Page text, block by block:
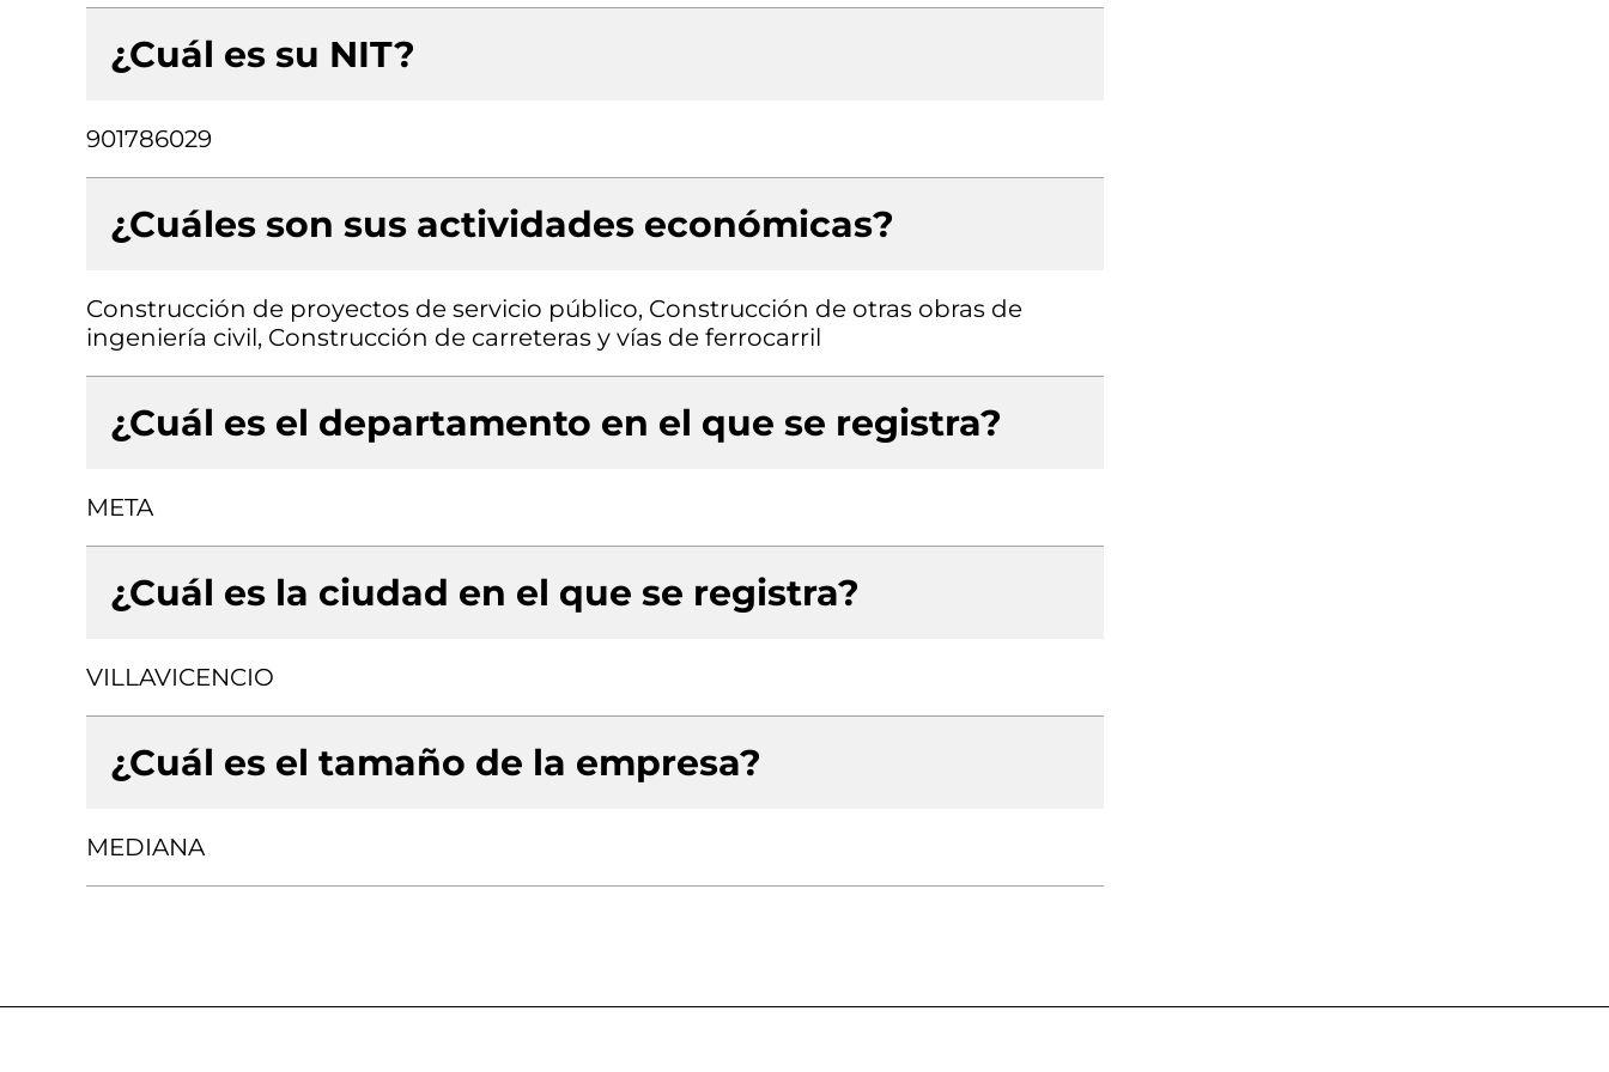
¿Cuál es su NIT?
901786029
¿Cuáles son sus actividades económicas?
Construcción de proyectos de servicio público, Construcción de otras obras de
ingeniería civil, Construcción de carreteras y vías de ferrocarril
¿Cuál es el departamento en el que se registra?
META
¿Cuál es la ciudad en el que se registra?
VILLAVICENCIO
¿Cuál es el tamaño de la empresa?
MEDIANA